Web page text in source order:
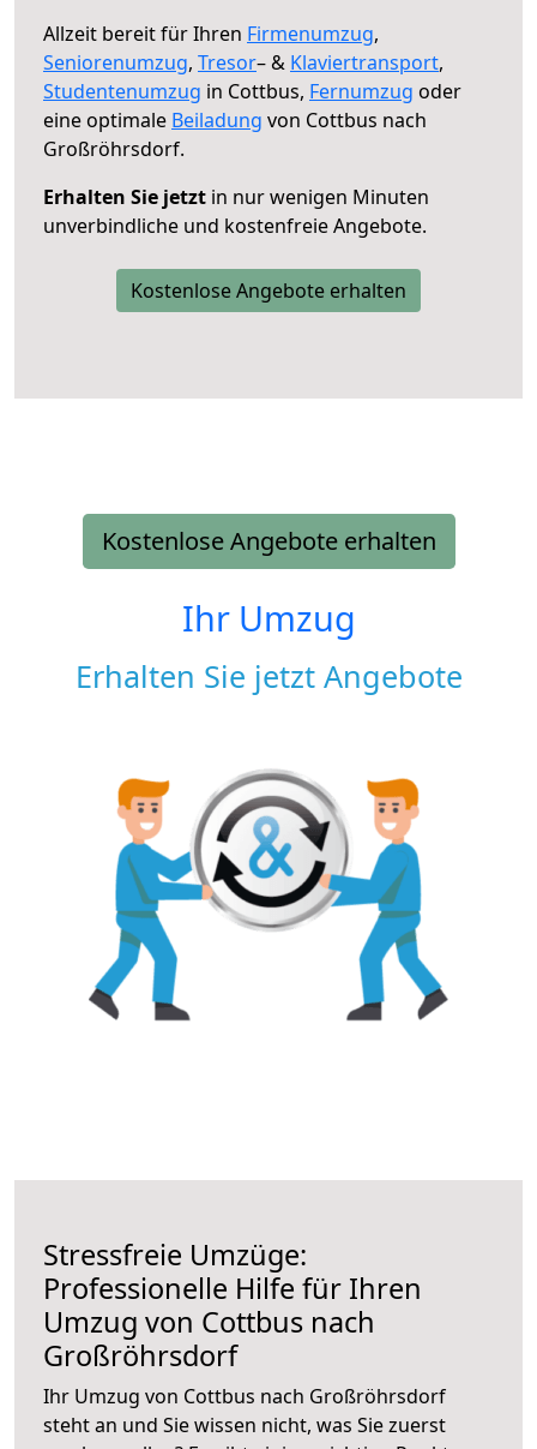
Allzeit bereit für Ihren Firmenumzug,
Seniorenumzug, Tresor– & Klaviertransport,
Studentenumzug in Cottbus, Fernumzug oder
eine optimale Beiladung von Cottbus nach
Großröhrsdorf.
Erhalten Sie jetzt in nur wenigen Minuten
unverbindliche und kostenfreie Angebote.
Kostenlose Angebote erhalten
Kostenlose Angebote erhalten
Ihr Umzug
Erhalten Sie jetzt Angebote
Stressfreie Umzüge:
Professionelle Hilfe für Ihren
Umzug von Cottbus nach
Großröhrsdorf
Ihr Umzug von Cottbus nach Großröhrsdorf
steht an und Sie wissen nicht, was Sie zuerst